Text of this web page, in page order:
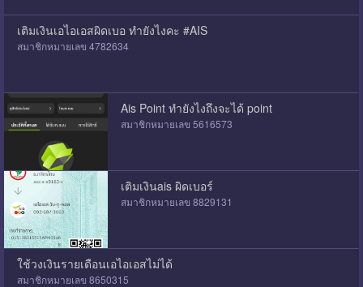
เติมเงินเอไอเอสผิดเบอ ทำยังไงคะ #AIS
สมาชิกหมายเลข 4782634
Ais Point ทำยังไงถึงจะได้ point
สมาชิกหมายเลข 5616573
เติมเงินais ผิดเบอร์
สมาชิกหมายเลข 8829131
ใช้วงเงินรายเดือนเอไอเอสไม่ได้
สมาชิกหมายเลข 8650315